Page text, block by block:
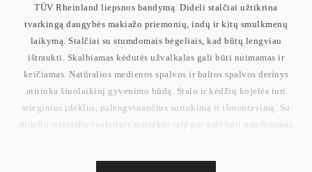
TÜV Rheinland liepsnos bandymą. Dideli stalčiai užtikrina
tvarkingą daugybės makiažo priemonių, indų ir kitų smulkmenų
laikymą. Stalčiai su stumdomais bėgeliais, kad būtų lengviau
ištraukti. Skalbiamas kėdutės užvalkalas gali būti nuimamas ir
keičiamas. Natūralios medienos spalvos ir baltos spalvos derinys
atitinka šiuolaikinį gyvenimo būdą. Stalo ir kėdžių kojelės turi
srieginius įdėklus, palengvinančius surinkimą ir išmontavimą. Su
dideliu stalviršiu tualetinis staliukas taip pat gali būti naudojamas